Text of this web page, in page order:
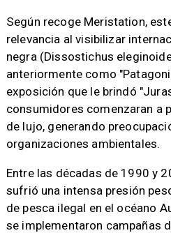
Según recoge Meristation,
relevancia al visibilizar
negra (Dissostichus
anteriormente como
exposición que le brindó
consumidores comenzaran a
de lujo, generando
organizaciones ambientales.
Entre las décadas de 1990 y
sufrió una intensa presión
de pesca ilegal en el océano
se implementaron campañas